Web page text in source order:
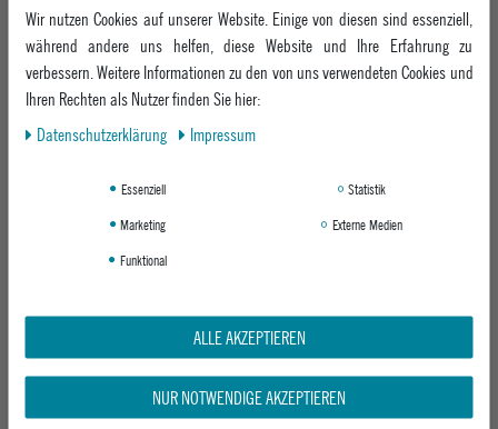
Wir nutzen Cookies auf unserer Website. Einige von diesen sind essenziell,
während andere uns helfen, diese Website und Ihre Erfahrung zu
verbessern. Weitere Informationen zu den von uns verwendeten Cookies und
Ihren Rechten als Nutzer finden Sie hier:
Daten­schutz­erklärung
Impressum
Essenziell
Statistik
Marketing
Externe Medien
Funktional
ALLE AKZEPTIEREN
NUR NOTWENDIGE AKZEPTIEREN